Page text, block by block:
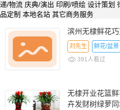
递/物流 庆典/演出 印刷/喷绘 设计策划
品定制 本地名站 其它商务服务
滨州无棣鲜花
刘先生
鲜花/盆景
391人看过
无棣开业花篮
卉发财树绿萝